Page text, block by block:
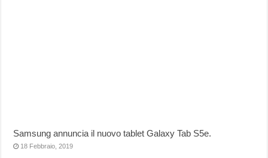
Samsung annuncia il nuovo tablet Galaxy Tab S5e.
18 Febbraio, 2019